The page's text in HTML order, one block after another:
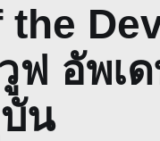
the
ฟ อัพเ
น